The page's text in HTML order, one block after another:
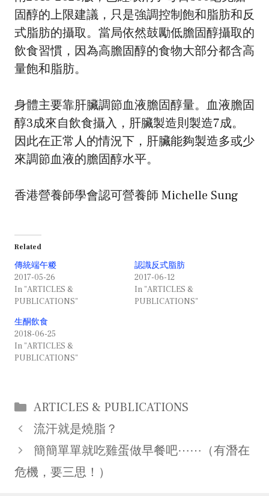
固醇的上限建議，只是強調控制飽和脂肪和反
式脂肪的攝取。當局依然鼓勵低膽固醇攝取的
飲食習慣，因為高膽固醇的食物大部分都含高
量飽和脂肪。
身體主要靠肝臟調節血液膽固醇量。血液膽固
醇3成來自飲食攝入，肝臟製造則製造7成。
因此在正常人的情況下，肝臟能夠製造多或少
來調節血液的膽固醇水平。
香港營養師學會認可營養師 Michelle Sung
Related
傳統端午糉
2017-05-26
In "ARTICLES &
PUBLICATIONS"
認識反式脂肪
2017-06-12
In "ARTICLES &
PUBLICATIONS"
生酮飲食
2018-06-25
In "ARTICLES &
PUBLICATIONS"
Categories
ARTICLES & PUBLICATIONS
Post
navigation
流汗就是燒脂？
簡簡單單就吃雞蛋做早餐吧⋯⋯（有潛在
危機，要三思！）